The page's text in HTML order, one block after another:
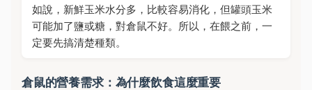
如說，新鮮玉米水分多，比較容易消化，但罐頭玉米
可能加了鹽或糖，對倉鼠不好。所以，在餵之前，一
定要先搞清楚種類。
倉鼠的營養需求：為什麼飲食這麼重要